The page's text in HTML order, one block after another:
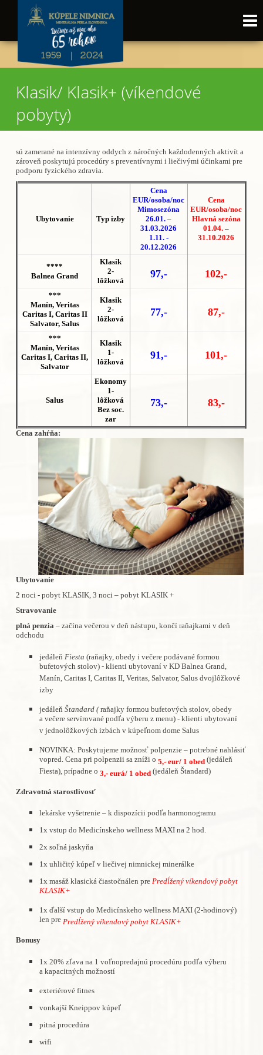
Klasik/ Klasik+ (víkendové
pobyty)
sú zamerané na intenzívny oddych z náročných každodenných aktivít a
zároveň poskytujú procedúry s preventívnymi i liečivými účinkami pre
podporu fyzického zdravia.
Ubytovanie Typ izby
Cena
EUR/osoba/noc
Mimosezóna
26.01. –
31.03.2026
1.11. -
20.12.2026
Cena
EUR/osoba/noc
Hlavná sezóna
01.04. –
31.10.2026
****
Balnea Grand
Klasik
2-
lôžková
97,- 102,-
***
Manín, Veritas
Caritas I, Caritas II
Salvator, Salus
Klasik
2-
lôžková
77,- 87,-
***
Manín, Veritas
Caritas I,Caritas II,
Salvator
Klasik
1-
lôžková
91,- 101,-
Salus
Ekonomy
1-
lôžková
Bez soc.
zar
73,- 83,-
Cena zahŕňa:
Ubytovanie
2 noci - pobyt KLASIK, 3 noci – pobyt KLASIK +
Stravovanie
plná penzia– začína večerou v deň nástupu, končí raňajkami v deň
odchodu
jedáleň Fiesta (raňajky, obedy i večere podávané formou
bufetových stolov) - klienti ubytovaní v KD Balnea Grand,
Manín, Caritas I, Caritas II, Veritas, Salvator, Salus dvojlôžkové
izby
jedáleň Štandard (raňajky formou bufetových stolov, obedy
a večere servírované podľa výberu z menu) - klienti ubytovaní
v jednolôžkových izbách v kúpeľnom dome Salus
NOVINKA: Poskytujeme možnosť polpenzie – potrebné nahlásiť
vopred. Cena pri polpenzii sa zníži o 5,- eur/ 1 obed (jedáleň
Fiesta), prípadne o 3,- eurá/ 1 obed(jedáleň Štandard)
Zdravotná starostlivosť
lekárske vyšetrenie – k dispozícii podľa harmonogramu
1x vstup do Medicínskeho wellness MAXI na 2 hod.
2x soľná jaskyňa
1x uhličitý kúpeľ v liečivej nimnickej minerálke
1x masáž klasická čiastočnálen pre Predĺžený víkendový pobyt
KLASIK+
1x ďalší vstup do Medicínskeho wellness MAXI (2-hodinový)
len pre Predĺžený víkendový pobyt KLASIK+
Bonusy
1x 20% zľava na 1 voľnopredajnú procedúru podľa výberu
a kapacitných možností
exteriérové fitnes
vonkajší Kneippov kúpeľ
pitná procedúra
wifi